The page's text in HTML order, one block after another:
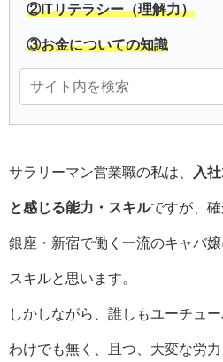
②ITリテラシー（理解力）
③お金についての知識
■令和を生き抜くために必要な
サラリーマン営業職の私は、 入
と感じる能力・スキルですが、
銀座・新宿で働く一流のキャバ
スキルと思います。
しかしながら、誰しもユーチュ
わけでも無く、且つ、大変な労